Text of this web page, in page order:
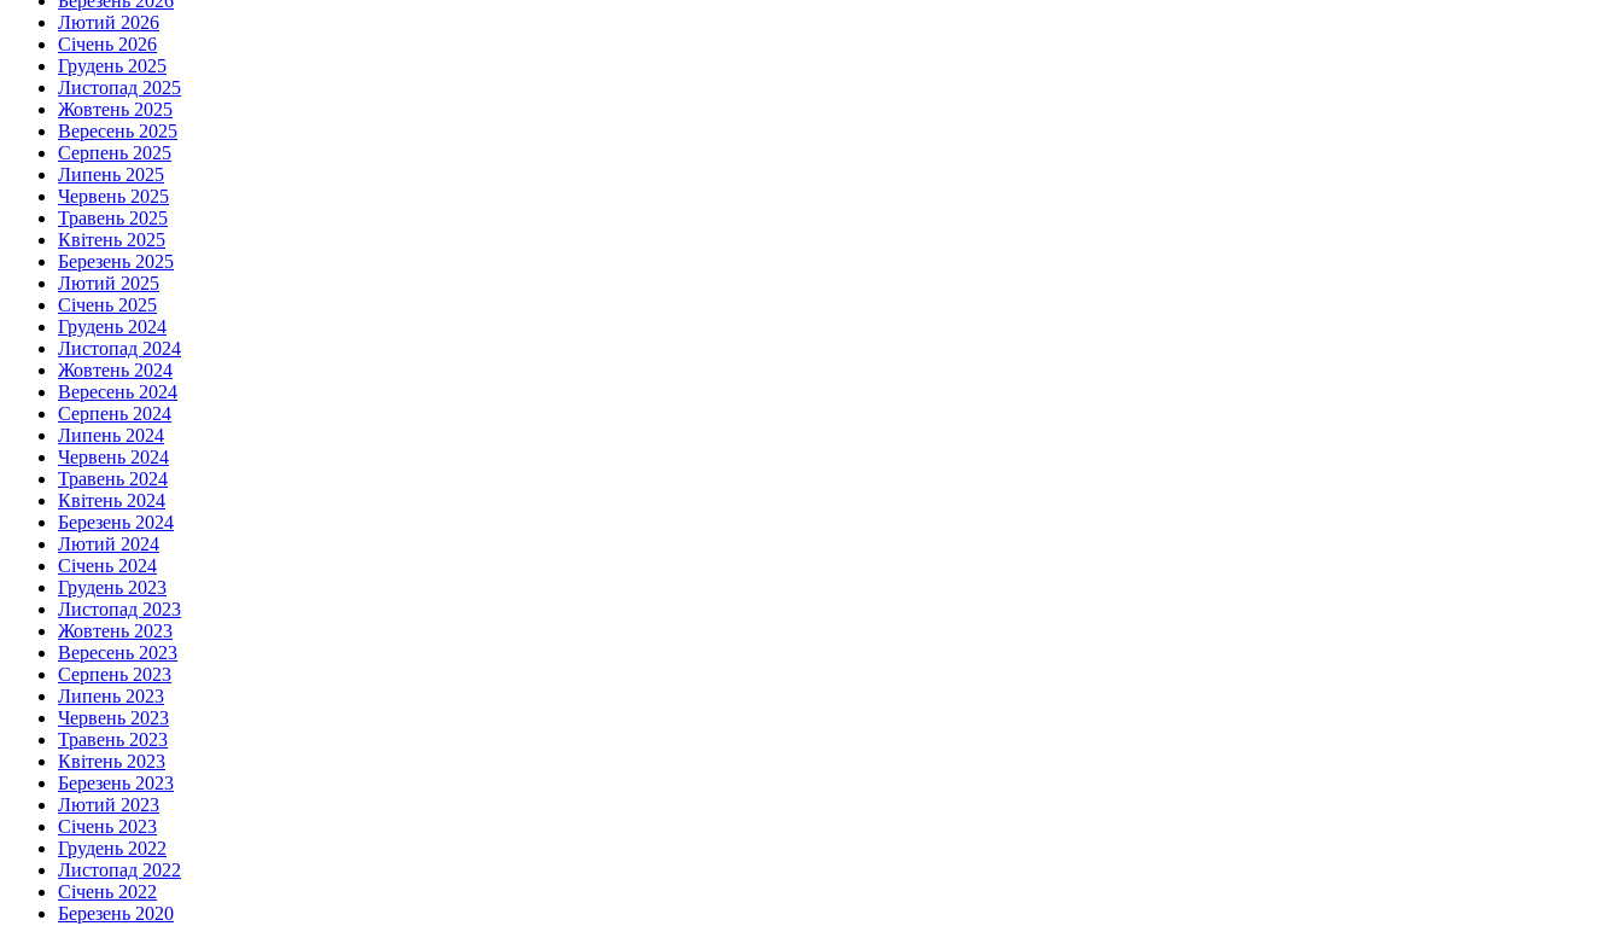
Лютий 2026
Січень 2026
Грудень 2025
Листопад 2025
Жовтень 2025
Вересень 2025
Серпень 2025
Липень 2025
Червень 2025
Травень 2025
Квітень 2025
Березень 2025
Лютий 2025
Січень 2025
Грудень 2024
Листопад 2024
Жовтень 2024
Вересень 2024
Серпень 2024
Липень 2024
Червень 2024
Травень 2024
Квітень 2024
Березень 2024
Лютий 2024
Січень 2024
Грудень 2023
Листопад 2023
Жовтень 2023
Вересень 2023
Серпень 2023
Липень 2023
Червень 2023
Травень 2023
Квітень 2023
Березень 2023
Лютий 2023
Січень 2023
Грудень 2022
Листопад 2022
Січень 2022
Березень 2020